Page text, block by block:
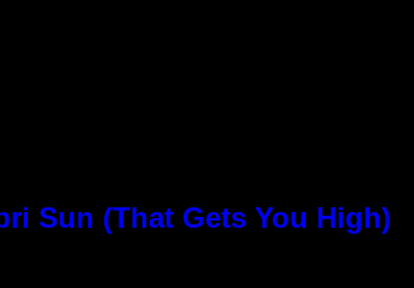
Sun (That Gets You High)